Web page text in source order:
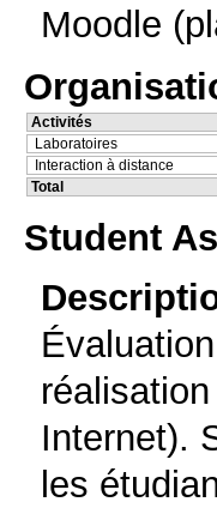
Moodle
Activités
Laboratoires
Interaction à distance
Total
Student
Internet).
les